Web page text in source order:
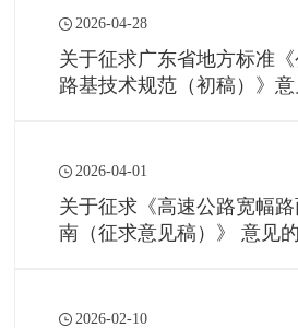
2026-04-28
关于征求广东省地方标准
路基技术规范（初稿）》
2026-04-01
关于征求《高速公路宽幅
南（征求意见稿）》 意见
2026-02-10